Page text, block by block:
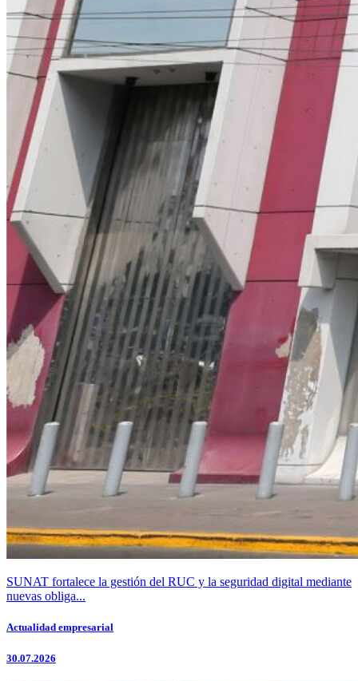
SUNAT fortalece la gestión del RUC y la seguridad digital mediante
nuevas obliga...
Actualidad empresarial
30.07.2026